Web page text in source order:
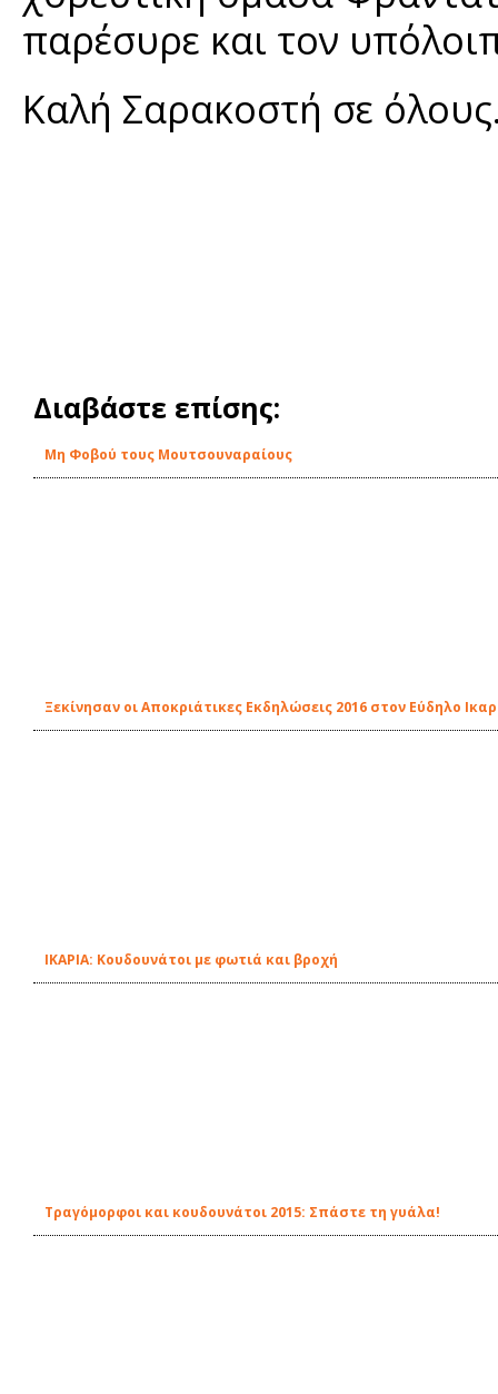
παρέσυρε και τον
Καλή Σαρακοστή σε
Διαβάστε επίσης:
Μη Φοβού τους Μουτσουναραίους
Ξεκίνησαν οι Αποκριάτικες Εκδηλώσεις 2016 στον Εύδηλο
ΙΚΑΡΙΑ: Κουδουνάτοι με φωτιά και βροχή
Τραγόμορφοι και κουδουνάτοι 2015: Σπάστε τη γυάλα!